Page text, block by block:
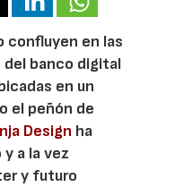
confluyen en las
banco digital
en un
el peñón de
Design ha
a la vez
y futuro